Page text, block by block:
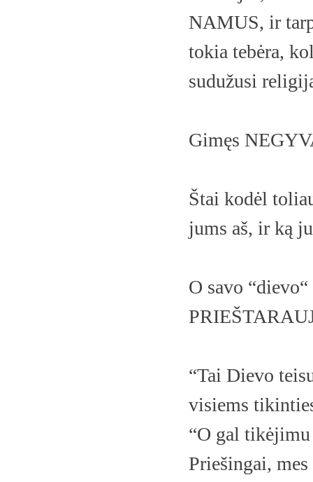
NAMUS, ir
tokia tebėra,
sudužusi
Gimęs
Štai kodėl
jums aš, ir ką
O savo
“Tai Dievo
visiems
“O gal
Priešingai,